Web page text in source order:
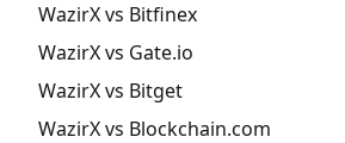
WazirX vs Bitfinex
WazirX vs Gate.io
WazirX vs Bitget
WazirX vs Blockchain.com